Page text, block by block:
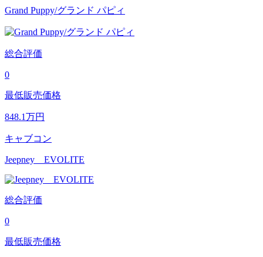
Grand Puppy/グランド パピィ
総合評価
0
最低販売価格
848.1万円
キャブコン
Jeepney EVOLITE
総合評価
0
最低販売価格